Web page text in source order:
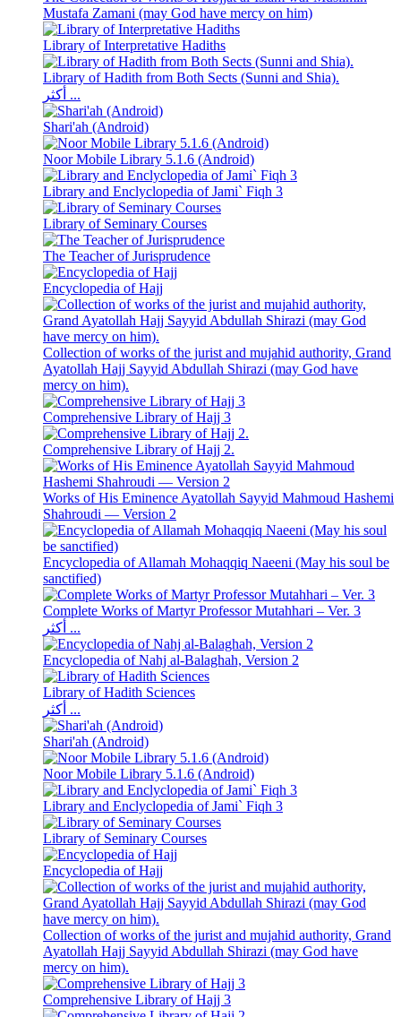
Mustafa Zamani (may God have mercy on him)
Library of Interpretative Hadiths
Library of Hadith from Both Sects (Sunni and Shia).
أكثر ...
Shari'ah (Android)
Noor Mobile Library 5.1.6 (Android)
Library and Enclyclopedia of Jami` Fiqh 3
Library of Seminary Courses
The Teacher of Jurisprudence
Encyclopedia of Hajj
Collection of works of the jurist and mujahid authority, Grand
Ayatollah Hajj Sayyid Abdullah Shirazi (may God have
mercy on him).
Comprehensive Library of Hajj 3
Comprehensive Library of Hajj 2.
Works of His Eminence Ayatollah Sayyid Mahmoud Hashemi
Shahroudi — Version 2
Encyclopedia of Allamah Mohaqqiq Naeeni (May his soul be
sanctified)
Complete Works of Martyr Professor Mutahhari – Ver. 3
أكثر ...
Encyclopedia of Nahj al-Balaghah, Version 2
Library of Hadith Sciences
أكثر ...
Shari'ah (Android)
Noor Mobile Library 5.1.6 (Android)
Library and Enclyclopedia of Jami` Fiqh 3
Library of Seminary Courses
Encyclopedia of Hajj
Collection of works of the jurist and mujahid authority, Grand
Ayatollah Hajj Sayyid Abdullah Shirazi (may God have
mercy on him).
Comprehensive Library of Hajj 3